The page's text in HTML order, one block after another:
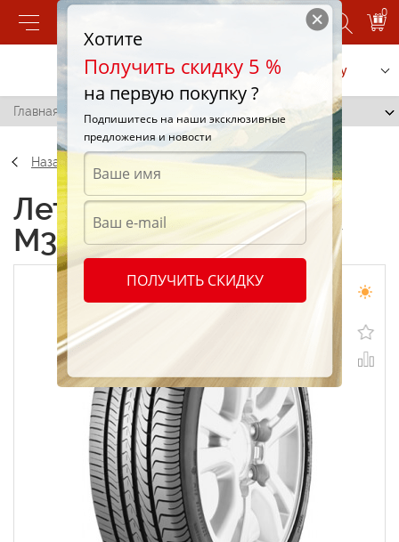
0
Позвонить Заказать услугу
Главная /
Назад
Летние шины Maxxis
M36 235/60 R18 107W
Хотите
Получить скидку 5 %
на первую покупку ?
Подпишитесь на наши эксклюзивные
предложения и новости
ПОЛУЧИТЬ СКИДКУ